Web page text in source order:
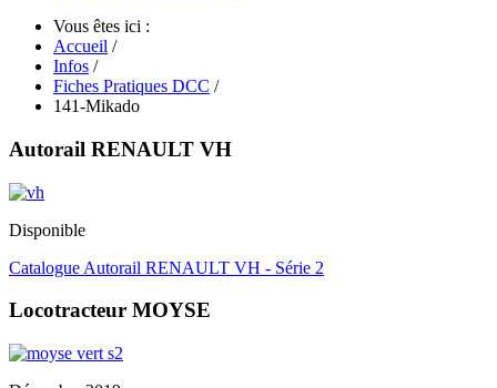
Vous êtes ici :
Accueil /
Infos /
Fiches Pratiques DCC /
141-Mikado
Autorail RENAULT VH
Disponible
Catalogue Autorail RENAULT VH - Série 2
Locotracteur MOYSE